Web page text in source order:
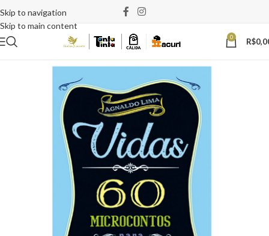
Skip to navigation
Skip to main content
0 R$